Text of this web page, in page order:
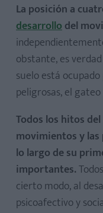
La posición a
desarrollodel
obstante, es
suelo está
peligrosas, el
Todos los hitos
movimientos y las
lo largo de su
importantes.
cierto modo, al
psicoafectivo y